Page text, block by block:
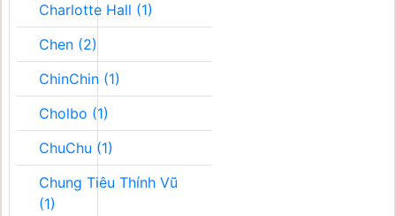
Charlotte Hall (1)
Chen (2)
ChinChin (1)
Cholbo (1)
ChuChu (1)
Chung Tiêu Thính Vũ
(1)